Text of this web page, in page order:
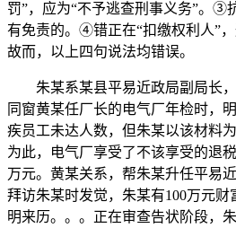
罚”，应为“不予逃查刑事义务”。③
有免责的。④错正在“扣缴权利人”，
故而，以上四句说法均错误。
朱某系某县平易近政局副局长，
同窗黄某任厂长的电气厂年检时，
疾员工未达人数，但朱某以该材料
为此，电气厂享受了不该享受的退
万元。黄某关系，帮朱某升任平易
拜访朱某时发觉，朱某有100万元
明来历。。。正在审查告状阶段，